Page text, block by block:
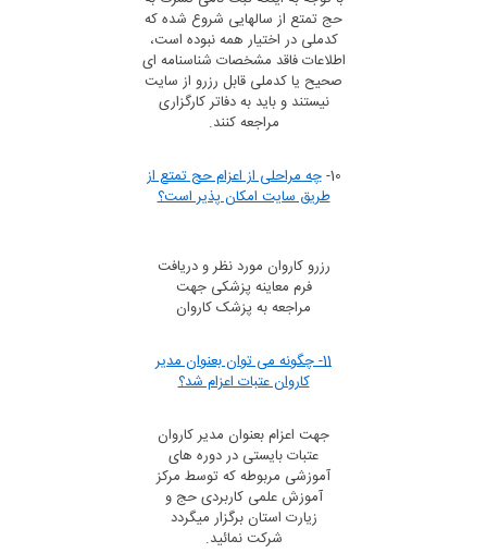
حج تمتع از سالهایی شروع شده که
کدملی در اختیار همه نبوده است،
اطلاعات فاقد مشخصات شناسنامه ای
صحیح یا کدملی قابل رزرو از سایت
نیستند و باید به دفاتر کارگزاری
مراجعه کنند.
10- چه مراحلی از اعزام حج تمتع از
طریق سایت امکان پذیر است؟
رزرو کاروان مورد نظر و دریافت
فرم معاینه پزشکی جهت
مراجعه به پزشک کاروان
11- چگونه می توان بعنوان مدیر
کاروان عتبات اعزام شد؟
جهت اعزام بعنوان مدیر کاروان
عتبات بایستی در دوره های
آموزشی مربوطه که توسط مرکز
آموزش علمی کاربردی حج و
زیارت استان برگزار میگردد
شرکت نمائید.